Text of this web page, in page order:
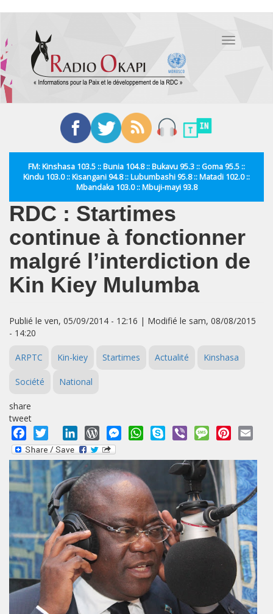
contenu
principal
Toggle
FM: Kinshasa 103.5 :: Bunia 104.8 :: Bukavu 95.3 :: Goma 95.5 ::
Kindu 103.0 :: Kisangani 94.8 :: Lubumbashi 95.8 :: Matadi 102.0 ::
Mbandaka 103.0 :: Mbuji-mayi 93.8
RDC : Startimes
continue à fonctionner
malgré l’interdiction de
Kin Kiey Mulumba
Publié le ven, 05/09/2014 - 12:16 | Modifié le sam, 08/08/2015
- 14:20
ARPTC Kin-kiey Startimes Actualité Kinshasa
Société National
share
tweet
Facebook
Twitter LinkedInWordPressMessengerWhatsApp
Skype Viber MessagePinterest